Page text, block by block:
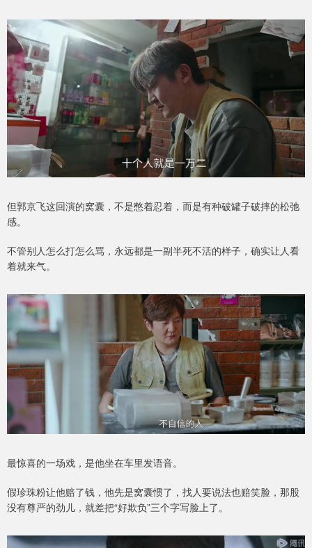
但郭京飞这回演的窝囊，不是憋着忍着，而是有种破罐子破摔的松弛
感。
不管别人怎么打怎么骂，永远都是一副半死不活的样子，确实让人看
着就来气。
最惊喜的一场戏，是他坐在车里发语音。
假珍珠粉让他赔了钱，他先是窝囊惯了，找人要说法也赔笑脸，那股
没有尊严的劲儿，就差把“好欺负”三个字写脸上了。